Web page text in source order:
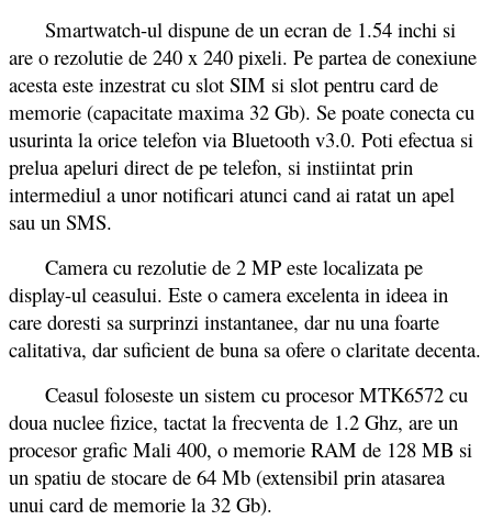
Smartwatch-ul dispune de un ecran de 1.54 inchi si
are o rezolutie de 240 x 240 pixeli. Pe partea de conexiune
acesta este inzestrat cu slot SIM si slot pentru card de
memorie (capacitate maxima 32 Gb). Se poate conecta cu
usurinta la orice telefon via Bluetooth v3.0. Poti efectua si
prelua apeluri direct de pe telefon, si instiintat prin
intermediul a unor notificari atunci cand ai ratat un apel
sau un SMS.
Camera cu rezolutie de 2 MP este localizata pe
display-ul ceasului. Este o camera excelenta in ideea in
care doresti sa surprinzi instantanee, dar nu una foarte
calitativa, dar suficient de buna sa ofere o claritate decenta.
Ceasul foloseste un sistem cu procesor MTK6572 cu
doua nuclee fizice, tactat la frecventa de 1.2 Ghz, are un
procesor grafic Mali 400, o memorie RAM de 128 MB si
un spatiu de stocare de 64 Mb (extensibil prin atasarea
unui card de memorie la 32 Gb).